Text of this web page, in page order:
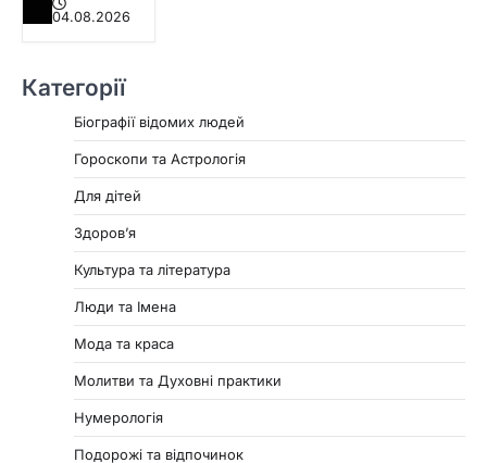
04.08.2026
Категорії
Біографії відомих людей
Гороскопи та Астрологія
Для дітей
Здоровʼя
Культура та література
Люди та Імена
Мода та краса
Молитви та Духовні практики
Нумерологія
Подорожі та відпочинок